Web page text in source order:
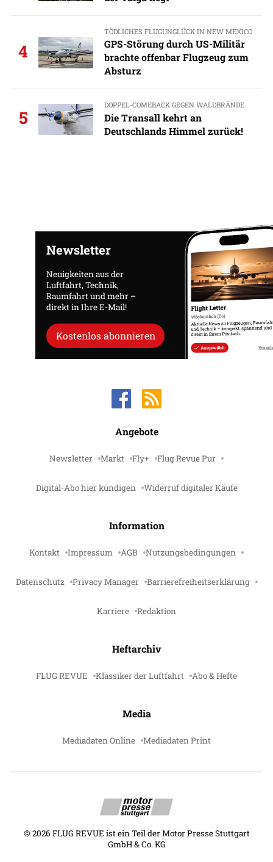
4
TÖDLICHES FLUGUNGLÜCK IN NEW MEXICO
GPS-Störung durch US-Militär
brachte offenbar Flugzeug zum
Absturz
5
DOPPEL-COMEBACK GEGEN WALDBRÄNDE
Die Transall kehrt an
Deutschlands Himmel zurück!
Newsletter
Neuigkeiten aus der
Luftfahrt, Technik,
Raumfahrt und mehr –
direkt in Ihre E-Mail!
Kostenlos abonnieren
Angebote
Newsletter Markt Fly+ Flug Revue Pur
Digital-Abo hier kündigen Widerruf digitaler Käufe
Information
Kontakt Impressum AGB Nutzungsbedingungen
Datenschutz Privacy Manager Barrierefreiheitserklärung
Karriere Redaktion
Heftarchiv
FLUG REVUE Klassiker der Luftfahrt Abo & Hefte
Media
Mediadaten Online Mediadaten Print
© 2026 FLUG REVUE ist ein Teil der Motor Presse Stuttgart
GmbH & Co. KG